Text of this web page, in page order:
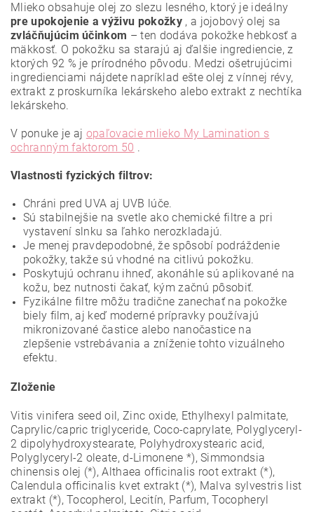
Mlieko obsahuje olej zo slezu lesného, ktorý je ideálny
pre upokojenie a výživu pokožky , a jojobový olej sa
zvláčňujúcim účinkom –ten dodáva pokožke hebkosť a
mäkkosť. O pokožku sa starajú aj ďalšie ingrediencie, z
ktorých 92 % je prírodného pôvodu. Medzi ošetrujúcimi
ingredienciami nájdete napríklad ešte olej z vínnej révy,
extrakt z proskurníka lekárskeho alebo extrakt z nechtíka
lekárskeho.
V ponuke je aj opaľovacie mlieko My Lamination s
ochranným faktorom 50 .
Vlastnosti fyzických filtrov:
Chráni pred UVA aj UVB lúče.
Sú stabilnejšie na svetle ako chemické filtre a pri
vystavení slnku sa ľahko nerozkladajú.
Je menej pravdepodobné, že spôsobí podráždenie
pokožky, takže sú vhodné na citlivú pokožku.
Poskytujú ochranu ihneď, akonáhle sú aplikované na
kožu, bez nutnosti čakať, kým začnú pôsobiť.
Fyzikálne filtre môžu tradične zanechať na pokožke
biely film, aj keď moderné prípravky používajú
mikronizované častice alebo nanočastice na
zlepšenie vstrebávania a zníženie tohto vizuálneho
efektu.
Zloženie
Vitis vinifera seed oil, Zinc oxide, Ethylhexyl palmitate,
Caprylic/capric triglyceride, Coco-caprylate, Polyglyceryl-
2 dipolyhydroxystearate, Polyhydroxystearic acid,
Polyglyceryl-2 oleate, d-Limonene *), Simmondsia
chinensis olej (*), Althaea officinalis root extrakt (*),
Calendula officinalis kvet extrakt (*), Malva sylvestris list
extrakt (*), Tocopherol, Lecitín, Parfum, Tocopheryl